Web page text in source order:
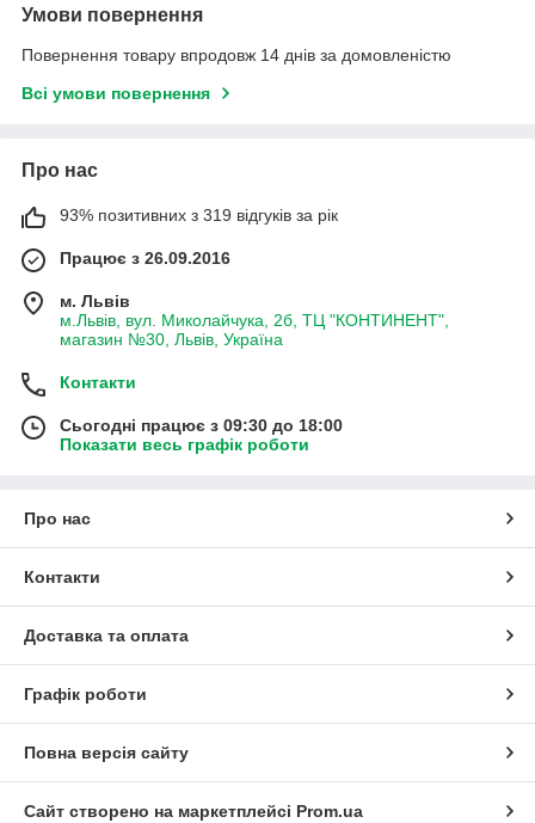
Умови повернення
Повернення товару впродовж 14 днів за домовленістю
Всі умови повернення
Про нас
93% позитивних з 319 відгуків за рік
Працює з 26.09.2016
м. Львів
м.Львів, вул. Миколайчука, 2б, ТЦ "КОНТИНЕНТ",
магазин №30, Львів, Україна
Контакти
Сьогодні працює з 09:30 до 18:00
Показати весь графік роботи
Про нас
Контакти
Доставка та оплата
Графік роботи
Повна версія сайту
Сайт створено на маркетплейсі Prom.ua